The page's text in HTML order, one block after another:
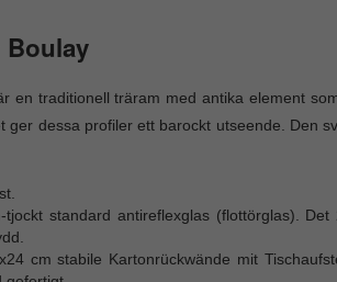
Boulay
en traditionell träram med antika element
ger dessa profiler ett barockt utseende. Den
tjockt standard antireflexglas (flottörglas).
cm stabile Kartonrückwände mit